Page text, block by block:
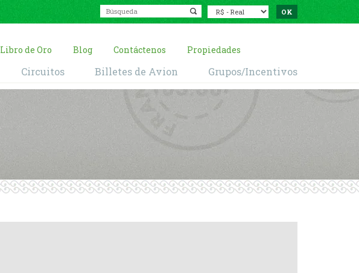
Libro de Oro Blog Contáctenos Propiedades
Circuitos Billetes de Avion Grupos/Incentivos